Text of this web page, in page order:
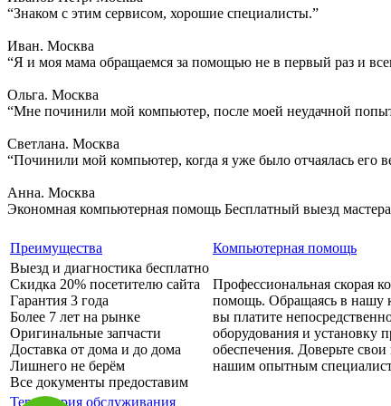
“Знаком с этим сервисом, хорошие специалисты.”
Иван. Москва
“Я и моя мама обращаемся за помощью не в первый раз и
Ольга. Москва
“Мне починили мой компьютер, после моей неудачной
Светлана. Москва
“Починили мой компьютер, когда я уже было отчаялась его
Анна. Москва
Экономная компьютерная помощь Бесплатный выезд
Преимущества Компьютерная помощь
Выезд и диагностика бесплатно
Скидка 20% посетителю сайта
Гарантия 3 года
Более 7 лет на рынке
Оригинальные запчасти
Доставка от дома и до дома
Лишнего не берём
Все документы предоставим
Профессиональная скорая
помощь. Обращаясь в нашу
вы платите
оборудования и установку
обеспечения. Доверьте
нашим опытным
Территория обслуживания